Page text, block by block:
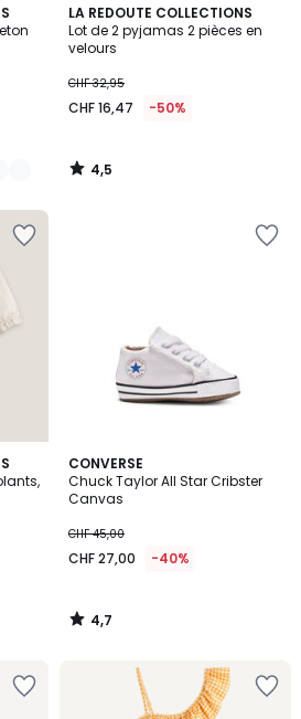
LA REDOUTE COLLECTIONS
Lot de 2 pyjamas 2 pièces en
velours
CHF 32,95
CHF 16,47 -50%
4,5
/ 5
4,5
/
CONVERSE
Chuck Taylor All Star Cribster
Canvas
CHF 45,00
CHF 27,00 -40%
4,7
/ 5
4,7
/